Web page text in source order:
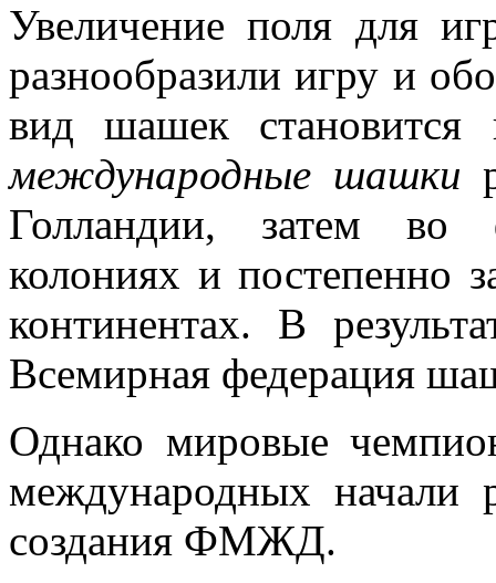
Увеличение поля для
разнообразили игру и
вид шашек
международные шашки
Голландии, затем во
колониях и постепенно
континентах. В
Всемирная федерация
Однако мировые
международных начали
создания ФМЖД.